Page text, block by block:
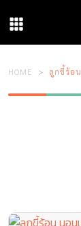
HOME ลูกขี้ร้อน